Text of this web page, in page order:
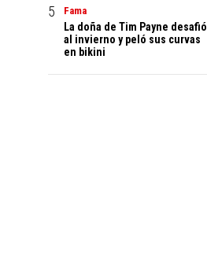
Fama
La doña de Tim Payne desafió
al invierno y peló sus curvas
en bikini